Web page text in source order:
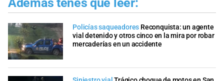
Policías saqueadores Reconquista: un agente
vial detenido y otros cinco en la mira por robar
mercaderías en un accidente